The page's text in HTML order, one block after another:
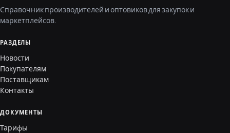
Справочник производителей и оптовиков для закупок и
маркетплейсов.
РАЗДЕЛЫ
Новости
Покупателям
Поставщикам
Контакты
ДОКУМЕНТЫ
Тарифы